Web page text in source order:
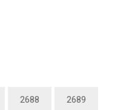
2688 2689